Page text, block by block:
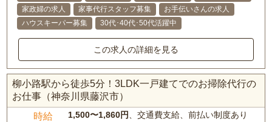
家政婦の求人
家事代行スタッフ募集
お手伝いさんの求人
ハウスキーパー募集
30代･40代･50代活躍中
この求人の詳細を見る
柳小路駅から徒歩5分！3LDK一戸建てでのお掃除代行の
お仕事（神奈川県藤沢市）
時給 1,500〜1,860円 、交通費支給、前払い制度あり